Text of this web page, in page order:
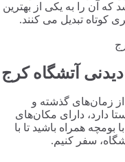
آن را به یکی از بهترین
کوتاه تبدیل می کنند.
از زمان‌های گذشته و
دارد، دارای مکان‌های
همراه باشید تا با